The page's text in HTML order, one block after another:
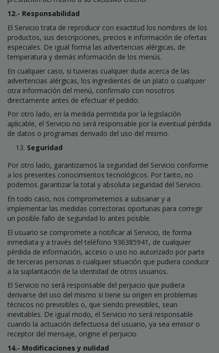
12.- Responsabilidad
El Servicio trata de reproducir con exactitud los nombres de los
productos, sus descripciones, precios e información de ofertas
especiales. De igual forma las advertencias alérgicas, de
temperatura y demás información de los menús.
En cualquier caso, si tuvieras cualquier duda acerca de las
advertencias alérgicas, los ingredientes de un plato o cualquier
otra información del menú, confirmalo con nosotros
directamente antes de efectuar el pedido.
Por otro lado, en la medida permitida por la legislación
aplicable, el Servicio no será responsable por la eventual pérdida
de datos o programas derivado del uso del mismo.
Seguridad
Por otro lado, garantizamos la seguridad del Servicio conforme
a los presentes conocimientos tecnológicos. Por tanto, no
podemos garantizar la total y absoluta seguridad del Servicio.
En todo caso, nos comprometemos a subsanar y a
implementar las medidas correctoras oportunas para corregir
un posible fallo de seguridad lo antes posible.
El usuario se compromete a notificar al Servicio, de forma
inmediata y a través del teléfono 936385941, de cualquier
pérdida de información, acceso o uso no autorizado por parte
de terceras personas o cualquier situación que pudiera conducir
a la suplantación de la identidad de otros usuarios.
El Servicio no será responsable del perjuicio que pudiera
derivarse del uso del mismo si tiene su origen en problemas
técnicos no previsibles o, que siendo previsibles, sean
inevitables. De igual modo, el Servicio no será responsable
cuando la actuación defectuosa del usuario, ya sea emisor o
receptor del mensaje, origine el perjuicio.
14.- Modificaciones y nulidad